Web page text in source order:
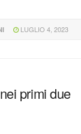
LUGLIO 4, 2023
primi due